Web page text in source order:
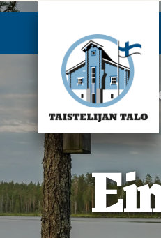
Zum Hauptinhalt springen